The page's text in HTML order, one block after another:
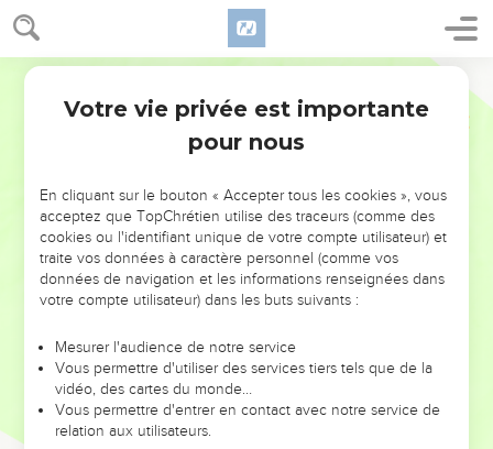
NE MANQUEZ PAS L’ÉVÉNEMENT
DE L’ANNÉE !
ET SI LEURS ERREURS POUVAIENT VOUS ÉVITER LES
VOTRES ?
leur foi ou leur vision. Mais on voit moins les doutes, les erreurs
et les saisons difficiles qu'ils ont traversés, alors même que ce
sont elles qui les ont façonnés.
Dans cette conférence, leaders, entrepreneurs, et responsables
Votre vie privée est importante
pour nous
En cliquant sur le bouton « Accepter tous les cookies », vous
acceptez que TopChrétien utilise des traceurs (comme des
cookies ou l'identifiant unique de votre compte utilisateur) et
traite vos données à caractère personnel (comme vos
données de navigation et les informations renseignées dans
votre compte utilisateur) dans les buts suivants :
Mesurer l'audience de notre service
Vous permettre d'utiliser des services tiers tels que de la
vidéo, des cartes du monde…
Vous permettre d'entrer en contact avec notre service de
relation aux utilisateurs.